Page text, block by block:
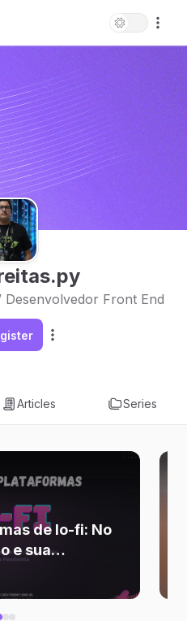
Desenvolvedor Front End
Articles Series
de lo-fi: No
e sua
a Pandemia